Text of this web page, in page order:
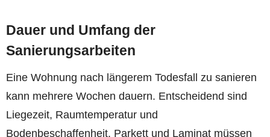
Dauer und Umfang der
Sanierungsarbeiten
Eine Wohnung nach längerem Todesfall zu sanieren
kann mehrere Wochen dauern. Entscheidend sind
Liegezeit, Raumtemperatur und
Bodenbeschaffenheit. Parkett und Laminat müssen